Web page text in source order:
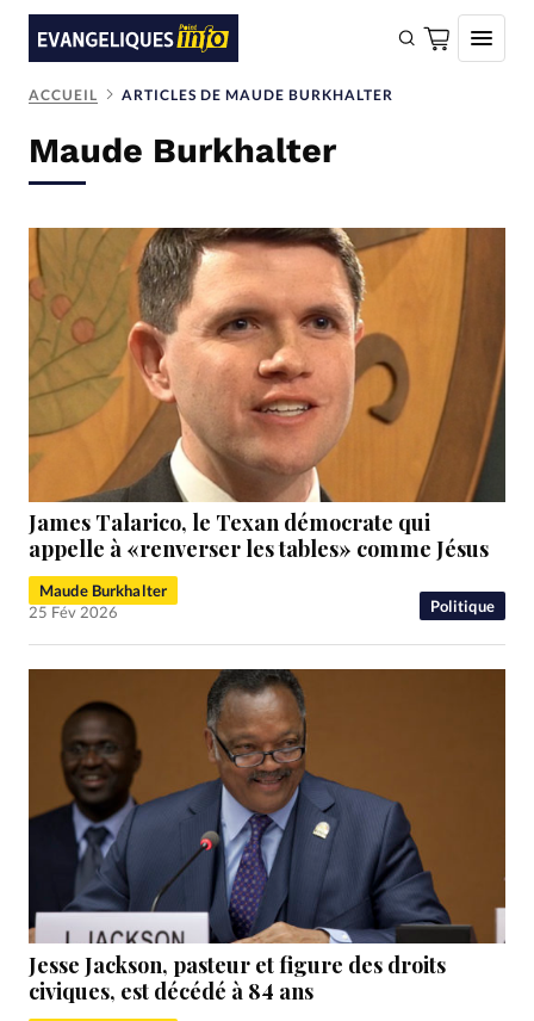
Faire un don
Société
Monde
Bible
Toute l'actualité
Se connecter
Devise:CHF
RUBRIQUES
Toute l'actualité
Eglises
Histoire
Liberté religieuse
Société
ACCUEIL ARTICLES DE MAUDE BURKHALTER
Maude Burkhalter
Politique
James Talarico, le Texan démocrate qui
appelle à «renverser les tables» comme Jésus
Maude Burkhalter
25 Fév 2026
Jesse Jackson, pasteur et figure des droits
civiques, est décédé à 84 ans